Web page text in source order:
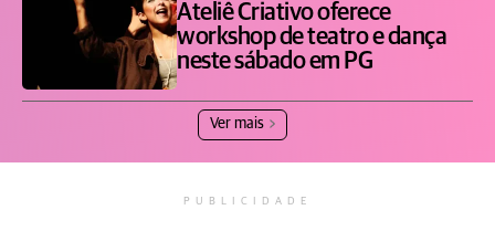
Ateliê Criativo oferece
workshop de teatro e dança
neste sábado em PG
Ver mais
PUBLICIDADE